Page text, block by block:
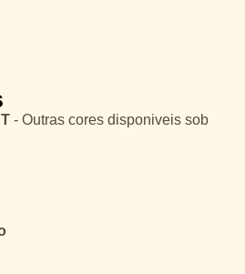
- Outras cores disponiveis sob